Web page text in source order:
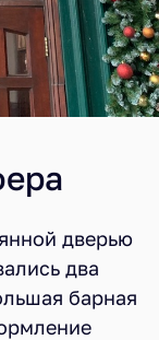
дверью
два
барная